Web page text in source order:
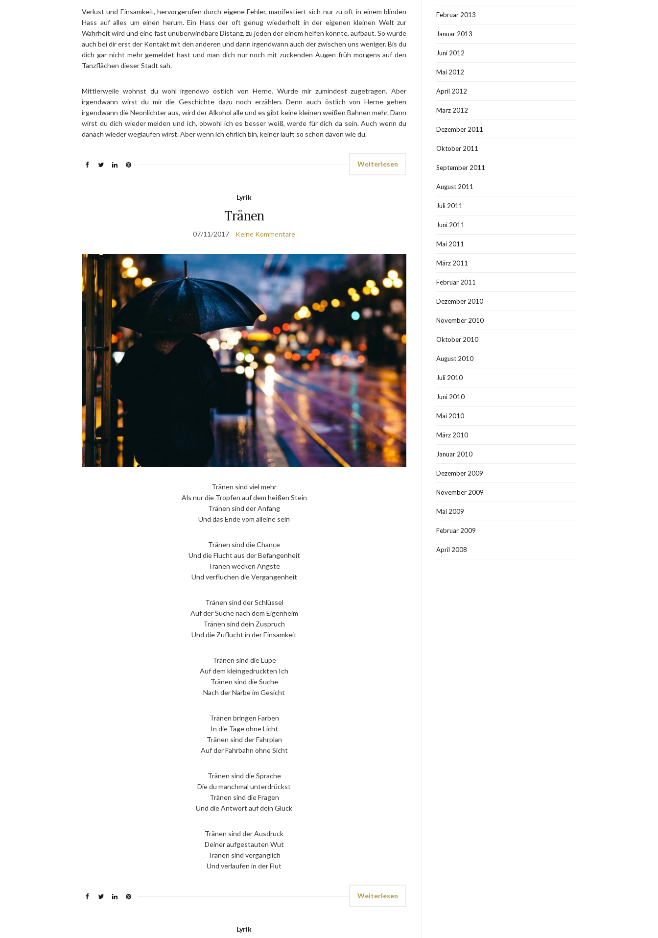
Verlust und Einsamkeit, hervorgerufen durch eigene Fehler, manifestiert sich nur zu oft in einem blinden
Hass auf alles um einen herum. Ein Hass der oft genug wiederholt in der eigenen kleinen Welt zur
Wahrheit wird und eine fast unüberwindbare Distanz, zu jeden der einem helfen könnte, aufbaut. So wurde
auch bei dir erst der Kontakt mit den anderen und dann irgendwann auch der zwischen uns weniger. Bis du
dich gar nicht mehr gemeldet hast und man dich nur noch mit zuckenden Augen früh morgens auf den
Tanzflächen dieser Stadt sah.
Mittlerweile wohnst du wohl irgendwo östlich von Herne. Wurde mir zumindest zugetragen. Aber
irgendwann wirst du mir die Geschichte dazu noch erzählen. Denn auch östlich von Herne gehen
irgendwann die Neonlichter aus, wird der Alkohol alle und es gibt keine kleinen weißen Bahnen mehr. Dann
wirst du dich wieder melden und ich, obwohl ich es besser weiß, werde für dich da sein. Auch wenn du
danach wieder weglaufen wirst. Aber wenn ich ehrlich bin, keiner läuft so schön davon wie du.
Weiterlesen
Lyrik
Tränen
07/11/2017 Keine Kommentare
Tränen sind viel mehr
Als nur die Tropfen auf dem heißen Stein
Tränen sind der Anfang
Und das Ende vom alleine sein
Tränen sind die Chance
Und die Flucht aus der Befangenheit
Tränen wecken Ängste
Und verfluchen die Vergangenheit
Tränen sind der Schlüssel
Auf der Suche nach dem Eigenheim
Tränen sind dein Zuspruch
Und die Zuflucht in der Einsamkeit
Tränen sind die Lupe
Auf dem kleingedruckten Ich
Tränen sind die Suche
Nach der Narbe im Gesicht
Tränen bringen Farben
In die Tage ohne Licht
Tränen sind der Fahrplan
Auf der Fahrbahn ohne Sicht
Tränen sind die Sprache
Die du manchmal unterdrückst
Tränen sind die Fragen
Und die Antwort auf dein Glück
Tränen sind der Ausdruck
Deiner aufgestauten Wut
Tränen sind vergänglich
Und verlaufen in der Flut
Weiterlesen
Lyrik
Februar 2013
Januar 2013
Juni 2012
Mai 2012
April 2012
März 2012
Dezember 2011
Oktober 2011
September 2011
August 2011
Juli 2011
Juni 2011
Mai 2011
März 2011
Februar 2011
Dezember 2010
November 2010
Oktober 2010
August 2010
Juli 2010
Juni 2010
Mai 2010
März 2010
Januar 2010
Dezember 2009
November 2009
Mai 2009
Februar 2009
April 2008